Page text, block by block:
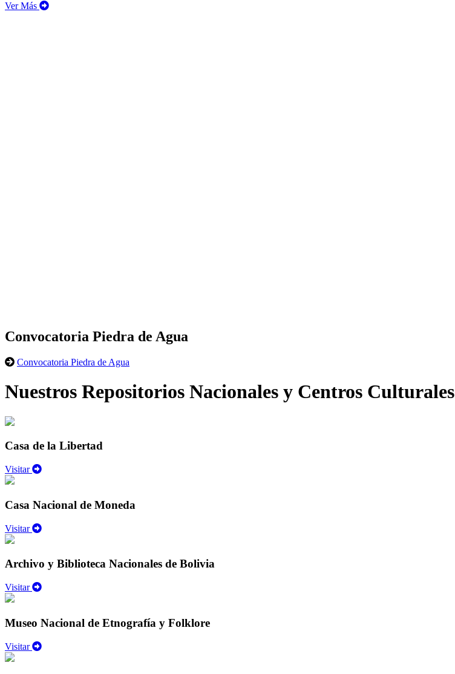
Ver Más
Convocatoria Piedra de Agua
Convocatoria Piedra de Agua
Nuestros Repositorios Nacionales y Centros Culturales
Casa de la Libertad
Visitar
Casa Nacional de Moneda
Visitar
Archivo y Biblioteca Nacionales de Bolivia
Visitar
Museo Nacional de Etnografía y Folklore
Visitar